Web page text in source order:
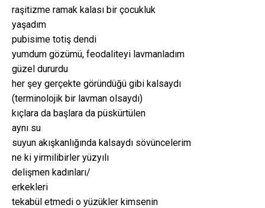
raşitizme ramak kalası bir çocukluk
yaşadım
pubisime totiş dendi
yumdum gözümü, feodaliteyi lavmanladım
güzel dururdu
her şey gerçekte göründüğü gibi kalsaydı
(terminolojik bir lavman olsaydı)
kıçlara da başlara da püskürtülen
aynı su
suyun akışkanlığında kalsaydı sövüncelerim
ne ki yirmilibirler yüzyılı
delişmen kadınları/
erkekleri
tekabül etmedi o yüzükler kimsenin